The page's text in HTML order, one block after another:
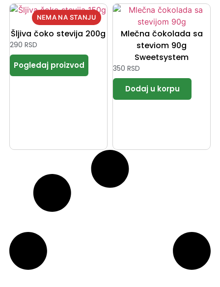
Šljiva čoko stevija 200g
290 RSD
Mlečna čokolada sa
steviom 90g
Sweetsystem
350 RSD